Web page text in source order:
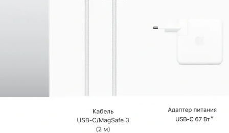
вдвое больше, чем у M1 Pro. Кодирование видео
два медиапроцессора для кодирова­ния и
ускорителя ProRes помогают при работе с
Выберите чип.